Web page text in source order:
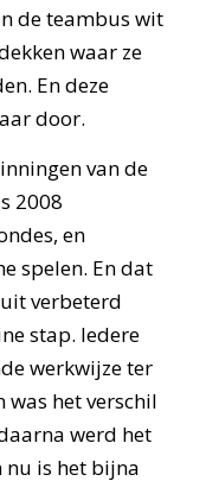
de teambus wit
waar ze
En deze
door.
van de
2008
en
spelen. En dat
verbeterd
stap. Iedere
werkwijze ter
was het verschil
werd het
nu is het bijna